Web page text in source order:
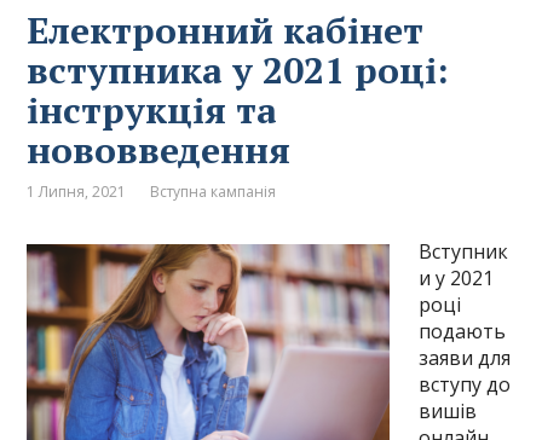
Електронний кабінет
вступника у 2021 році:
інструкція та
нововведення
1 Липня, 2021 Вступна кампанія
Вступник
и у 2021
році
подають
заяви для
вступу до
вишів